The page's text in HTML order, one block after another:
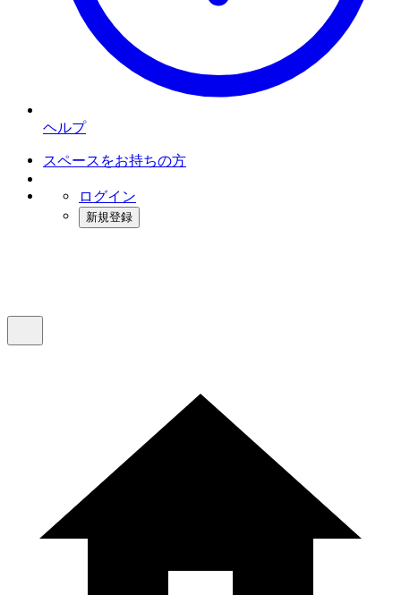
ヘルプ
スペースをお持ちの方
ログイン
新規登録